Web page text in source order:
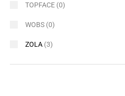
TOPFACE (0)
WOBS (0)
ZOLA (3)